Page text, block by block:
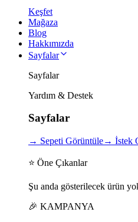
Keşfet
Mağaza
Blog
Hakkımızda
Sayfalar
Sayfalar
Yardım & Destek
Sayfalar
→ Sepeti Görüntüle→ İstek
⭐ Öne Çıkanlar
Şu anda gösterilecek ürün
🎉 KAMPANYA